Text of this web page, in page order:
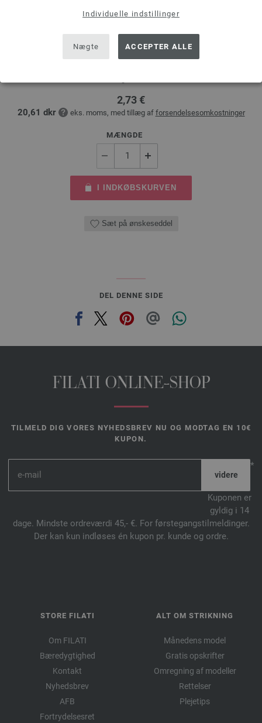
Individuelle indstillinger
Nægte ACCEPTER ALLE
Uld Hæklenål med Blødt Greb (Aluminium) Str. 3,5
2,73 €
20,61 dkr eks. moms, med tillæg af forsendelsesomkostninger
MÆNGDE
I INDKØBSKURVEN
Sæt på ønskeseddel
DEL DENNE SIDE
FILATI ONLINE-SHOP
TILMELD DIG VORES NYHEDSBREV NU OG MODTAG EN 10€
KUPON.
*
Kuponen er
gyldig i 14
dage. Mindste ordreværdi 45,- €. For førstegangstilmeldinger.
Der kan kun indløses én kupon pr. kunde og ordre.
STORE FILATI
Om FILATI
Bæredygtighed
Kontakt
Nyhedsbrev
AFB
Fortrydelsesret
ALT OM STRIKNING
Månedens model
Gratis opskrifter
Omregning af modeller
Rettelser
Plejetips